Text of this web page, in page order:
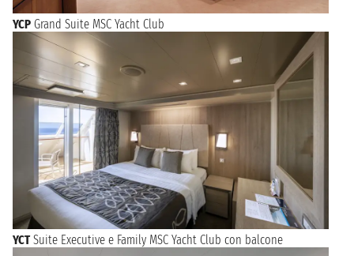
YCP Grand Suite MSC Yacht Club
YCT Suite Executive e Family MSC Yacht Club con balcone